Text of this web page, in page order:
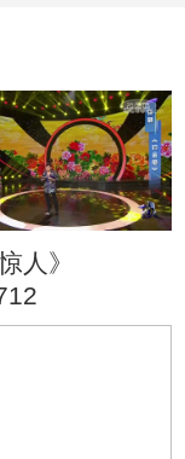
人》